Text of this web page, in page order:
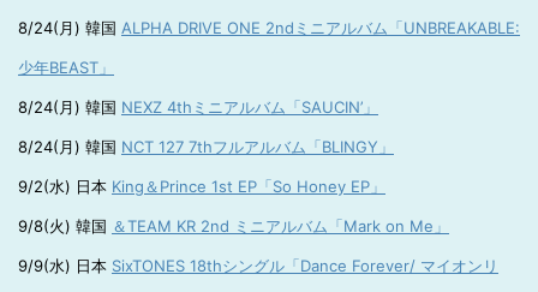
8/24(月) 韓国 ALPHA DRIVE ONE 2ndミニアルバム「UNBREAKABLE:
少年BEAST」
8/24(月) 韓国 NEXZ 4thミニアルバム「SAUCIN’」
8/24(月) 韓国 NCT 127 7thフルアルバム「BLINGY」
9/2(水) 日本 King＆Prince 1st EP「So Honey EP」
9/8(火) 韓国 ＆TEAM KR 2nd ミニアルバム「Mark on Me」
9/9(水) 日本 SixTONES 18thシングル「Dance Forever/ マイオンリ